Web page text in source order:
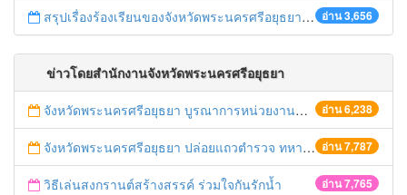
อ่าน 3,656
สรุปเรื่องร้องเรียนของจังหวัดพระนครศรีอยุธยา ประจำวันที่ 6-10 กรกฎาคม 2558
ข่าวโดยสำนักงานจังหวัดพระนครศรีอยุธยา
อ่าน 6,238
จังหวัดพระนครศรีอยุธยา บูรณาการหน่วยงานที่เกี่ยวข้อง ลงพื้นที่จัดระเบียบและดำเนินมาตรการตามบทลงโทษสูงสุดกับผู้ประกอบการร้านค้าที่ยังฝ่าฝืนตั้งร้านค้ารุกล้ำเขตพื้นที่ทางหลวง เตรียมความปลอดภัยก่อนเทศกาลสงกรานต์
อ่าน 7,787
จังหวัดพระนครศรีอยุธยา ปล่อยแถวตำรวจ ทหาร ฝ่ายปกครอง กว่า 100 นาย ตรวจเข้มท่ารถสาธารณะ สถานีขนส่งรถโดยสาร วินรถตู้ และสถานีรถไฟ เตรียมรับมือเทศกาลสงกรานต์
อ่าน 7,765
วิธีเล่นสงกรานต์สร้างสรรค์ ร่วมใจกันรักน้ำ